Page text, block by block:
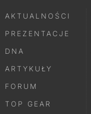
AKTUALNOŚCI
PREZENTACJE
DNA
ARTYKUŁY
FORUM
TOP GEAR